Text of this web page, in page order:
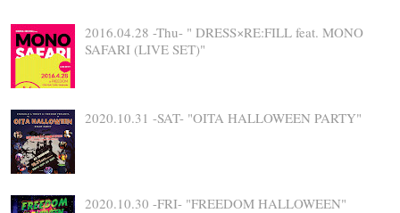
2016.04.28 -Thu- " DRESS×RE:FILL feat. MONO
SAFARI (LIVE SET)"
2020.10.31 -SAT- "OITA HALLOWEEN PARTY"
2020.10.30 -FRI- "FREEDOM HALLOWEEN"